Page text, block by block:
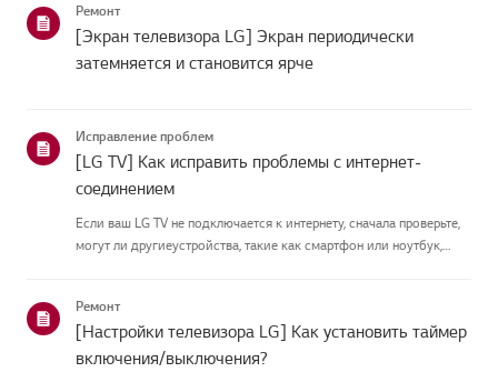
руководство создано...
Ремонт
[Экран телевизора LG] Экран периодически
затемняется и становится ярче
Исправление проблем
[LG TV] Как исправить проблемы с интернет-
соединением
Если ваш LG TV не подключается к интернету, сначала проверьте,
могут ли другиеустройства, такие как смартфон или ноутбук,
Ремонт
[Настройки телевизора LG] Как установить таймер
включения/выключения?